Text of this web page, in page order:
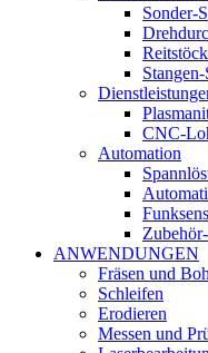
Sonder-
CNC-
Automation
ANWENDUNGEN
Fräsen und
Schleifen
Erodieren
Messen und